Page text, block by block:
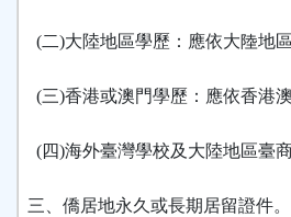
(二)大陸地區學歷：應依大陸地
(三)香港或澳門學歷：應依香港
(四)海外臺灣學校及大陸地區臺
三、僑居地永久或長期居留證件。